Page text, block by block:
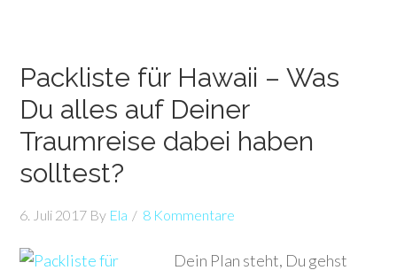
Packliste für Hawaii – Was
Du alles auf Deiner
Traumreise dabei haben
solltest?
6. Juli 2017 By Ela 8 Kommentare
Dein Plan steht, Du gehst